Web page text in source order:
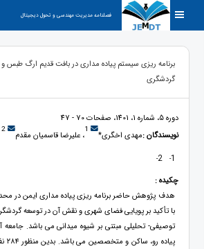
فصلنامه مدیریت مهندسی و تحول دیجیتال
برنامه ریزی سیستم پیاده مداری در بافت قدیم ارگ طبس
گردشگری
دوره 5، شماره 1، 1401، صفحات 70 - 47
نویسندگان :مهدی اخگری* 1، علیرضا قاسمیان مقدم 2
1
-
2
-
چکیده :
هدف پژوهش حاضر برنامه ریزی پیاده مداری ایمن در
با تأکید بر پویایی فضای شهری و نقش آن در توسعه
توصیفی- تحلیلی مبتنی بر شیوه میدانی می باشد.